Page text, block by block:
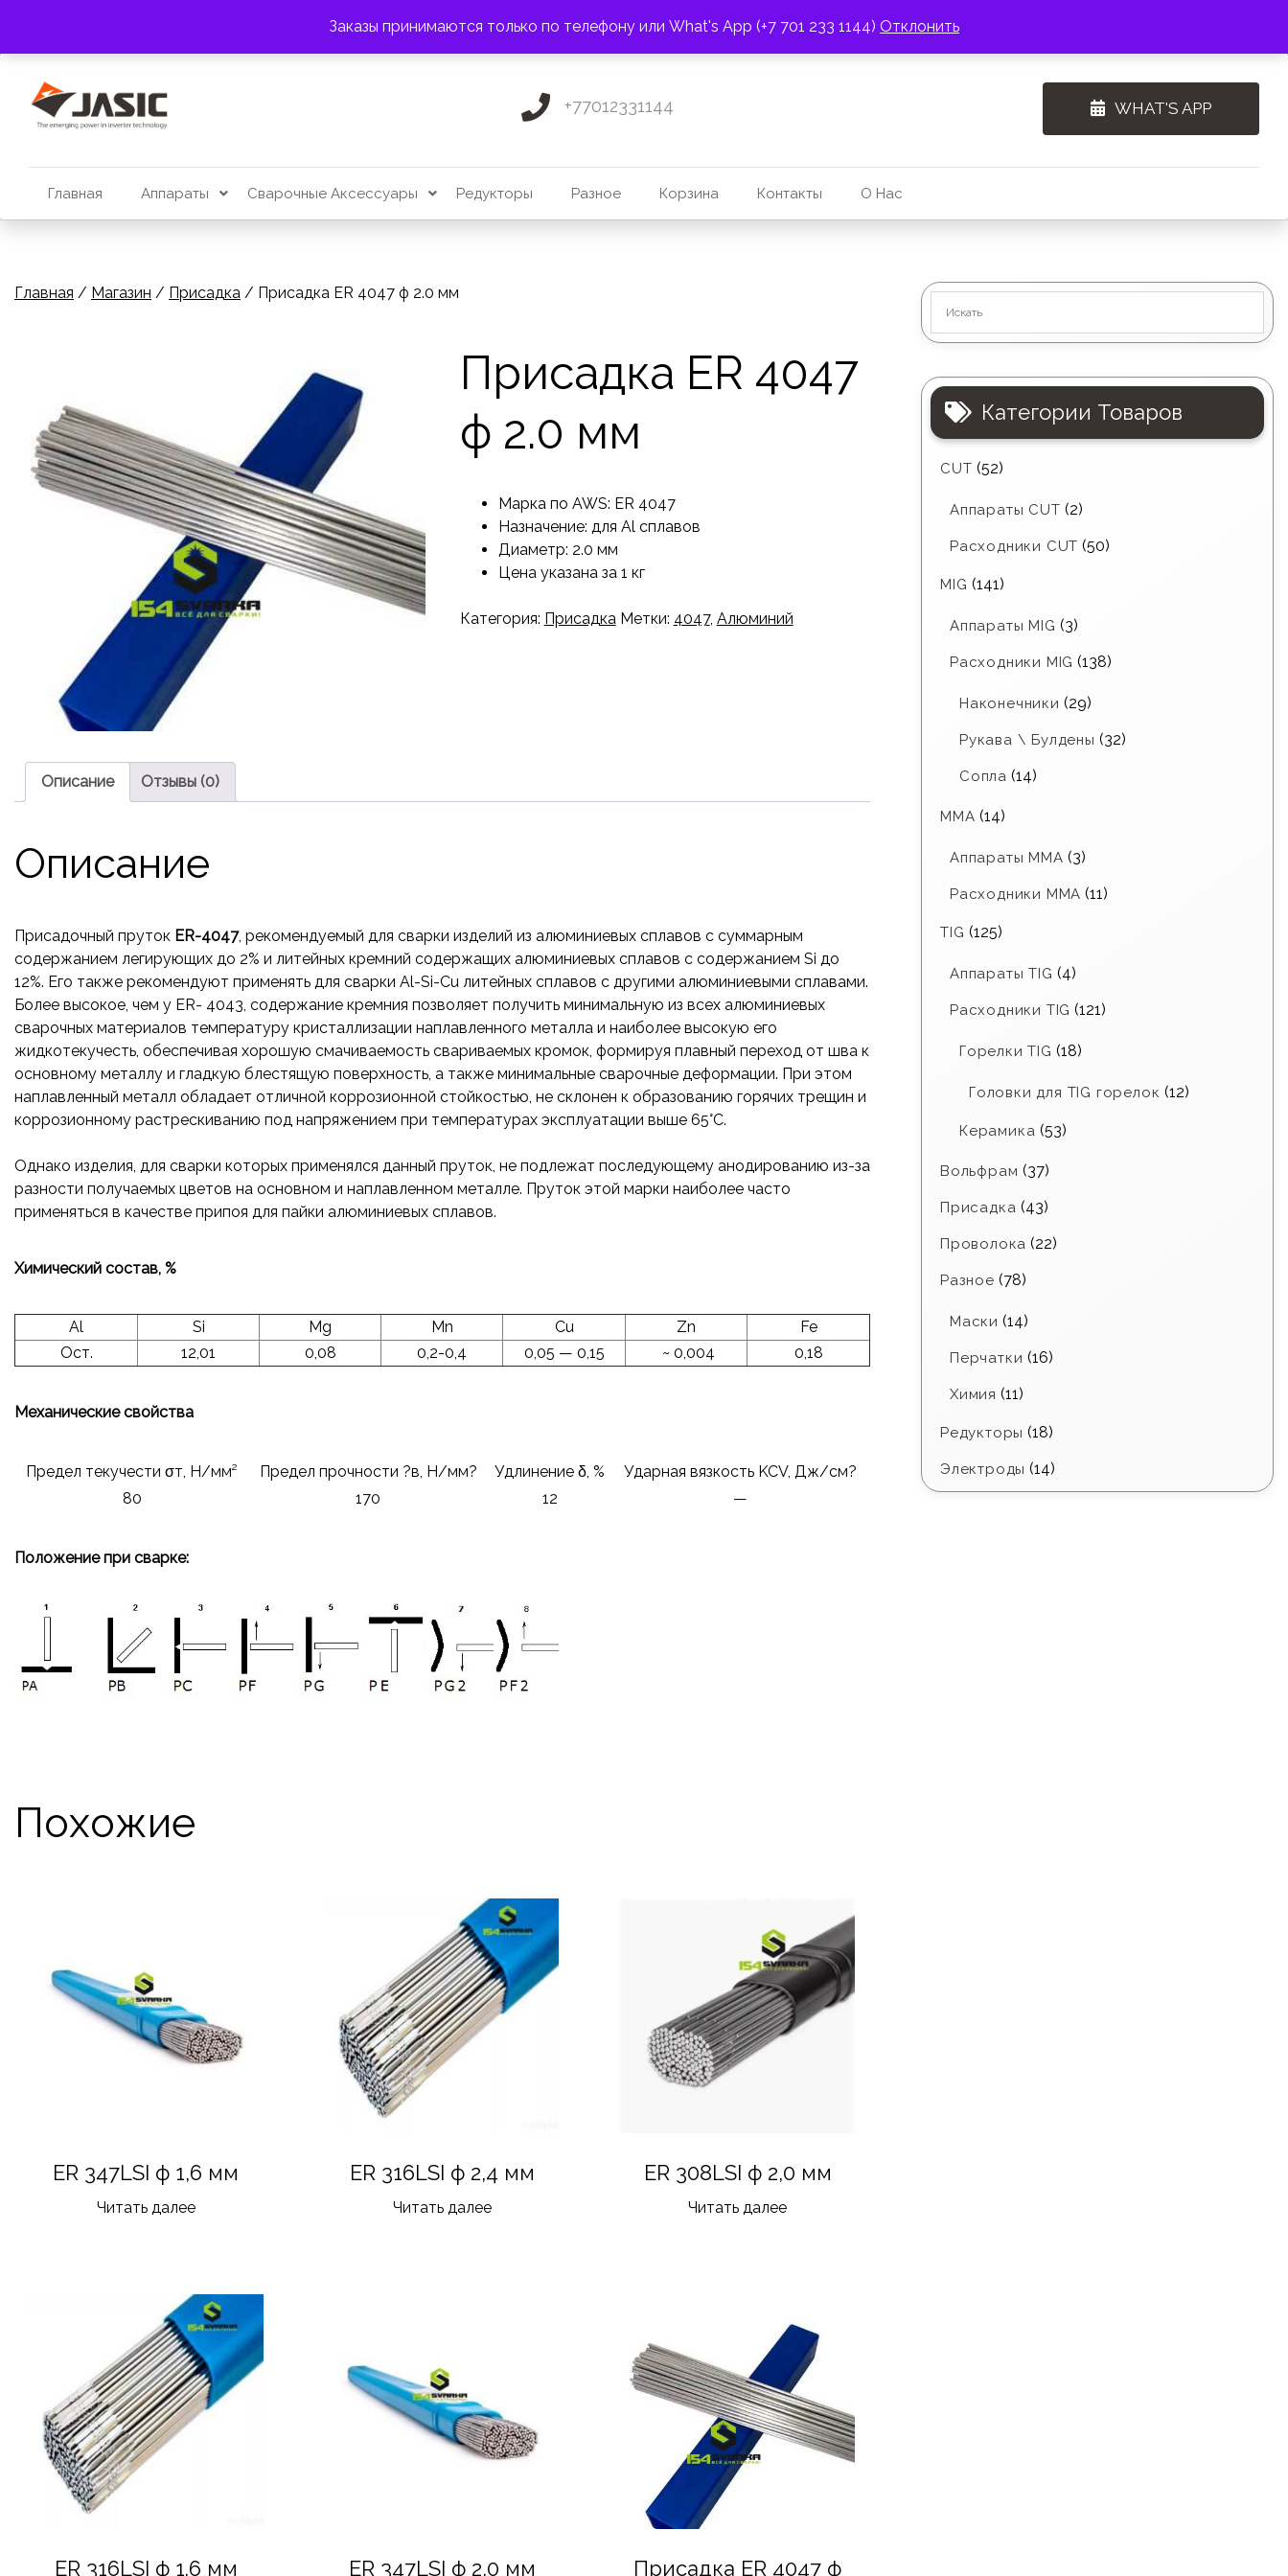
Заказы принимаются только по телефону или What's App (+7 701 233 1144) Отклонить
содержимому
ПОЧТА: 3275131@mail.ru
+77012331144 WHAT'S APP
Главная Аппараты Сварочные Аксессуары Редукторы Разное Корзина Контакты О Нас
Главная / Магазин / Присадка / Присадка ER 4047 ф 2.0 мм
Присадка ER 4047
ф 2.0 мм
Марка по AWS: ER 4047
Назначение: для Al сплавов
Диаметр: 2.0 мм
Цена указана за 1 кг
Категория: Присадка Метки: 4047, Алюминий
Описание Отзывы (0)
Описание
Присадочный пруток ER-4047, рекомендуемый для сварки изделий из алюминиевых сплавов с суммарным
содержанием легирующих до 2% и литейных кремний содержащих алюминиевых сплавов с содержанием Si до
12%. Его также рекомендуют применять для сварки Al-Si-Cu литейных сплавов с другими алюминиевыми сплавами.
Более высокое, чем у ER- 4043, содержание кремния позволяет получить минимальную из всех алюминиевых
сварочных материалов температуру кристаллизации наплавленного металла и наиболее высокую его
жидкотекучесть, обеспечивая хорошую смачиваемость свариваемых кромок, формируя плавный переход от шва к
основному металлу и гладкую блестящую поверхность, а также минимальные сварочные деформации. При этом
наплавленный металл обладает отличной коррозионной стойкостью, не склонен к образованию горячих трещин и
коррозионному растрескиванию под напряжением при температурах эксплуатации выше 65°С.
Однако изделия, для сварки которых применялся данный пруток, не подлежат последующему анодированию из-за
разности получаемых цветов на основном и наплавленном металле. Пруток этой марки наиболее часто
применяться в качестве припоя для пайки алюминиевых сплавов.
Химический состав, %
Al Si Mg Mn Cu Zn
Fe
Ост.
12,01 0,08 0,2-0,4 0,05 — 0,15 ~ 0,004 0,18
Механические свойства
Предел текучести σт, Н/мм² Предел прочности ?в, Н/мм? Удлинение δ, %
Ударная вязкость KCV, Дж/см?
80
170 12 —
Положение при сварке:
Похожие
ER 347LSI ф 1,6 мм
Читать далее
ER 316LSI ф 2,4 мм
Читать далее
ER 308LSI ф 2,0 мм
Читать далее
ER 316LSI ф 1.6 мм ER 347LSI ф 2,0 мм Присадка ER 4047 ф
Категории Товаров
CUT (52)
Аппараты CUT (2)
Расходники CUT (50)
MIG (141)
Аппараты MIG (3)
Расходники MIG (138)
Наконечники (29)
Рукава \ Булдены (32)
Сопла (14)
MMA (14)
Аппараты MMA (3)
Расходники ММА (11)
TIG (125)
Аппараты TIG (4)
Расходники TIG (121)
Горелки TIG (18)
Головки для TIG горелок (12)
Керамика (53)
Вольфрам (37)
Присадка (43)
Проволока (22)
Разное (78)
Маски (14)
Перчатки (16)
Химия (11)
Редукторы (18)
Электроды (14)